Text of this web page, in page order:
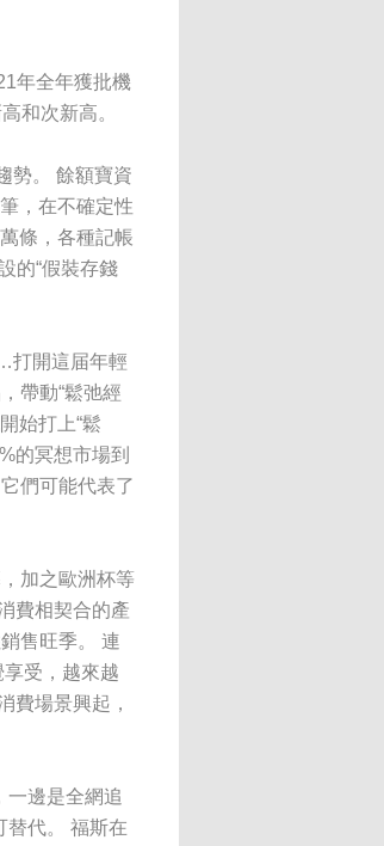
年全年獲批機
和次新高。
勢。 餘額寶資
，在不確定性
條，各種記帳
的“假裝存錢
打開這届年輕
帶動“鬆弛經
始打上“鬆
的冥想市場到
們可能代表了
加之歐洲杯等
費相契合的產
售旺季。 連
受，越來越
費場景興起，
一邊是全網追
替代。 福斯在